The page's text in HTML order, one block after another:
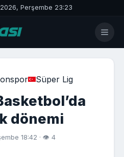
Perşembe 23:23
Süper Lig
dönemi
18:42 · 👁 4